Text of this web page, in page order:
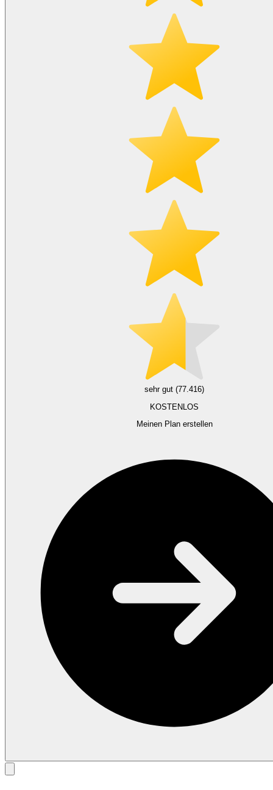
sehr gut (77.416)
KOSTENLOS
Meinen Plan erstellen